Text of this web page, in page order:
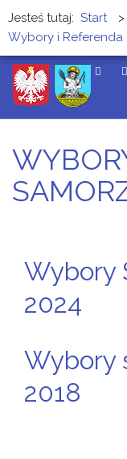
Jesteś tutaj: Start >
Wybory i Referenda
Wybory
2024
Wybory
2018